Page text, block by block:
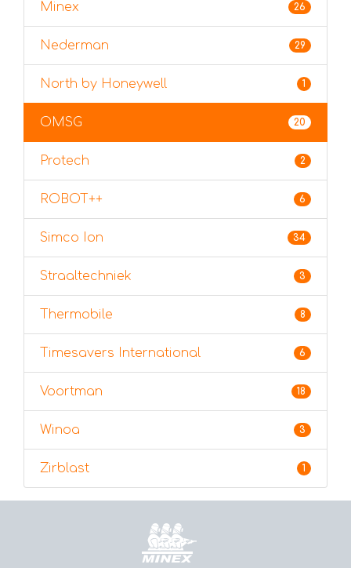
Minex 26
Nederman 29
North by Honeywell 1
OMSG 20
Protech 2
ROBOT++ 6
Simco Ion 34
Straaltechniek 3
Thermobile 8
Timesavers International 6
Voortman 18
Winoa 3
Zirblast 1